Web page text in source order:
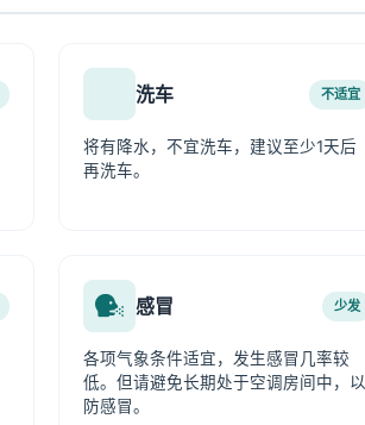
洗车 不适宜
将有降水，不宜洗车，建议至少1天后
再洗车。
感冒 少发
各项气象条件适宜，发生感冒几率较
低。但请避免长期处于空调房间中，以
防感冒。